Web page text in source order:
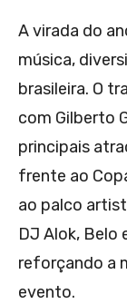
A virada do
música,
brasileira. O
com Gilberto
principais
frente ao
ao palco
DJ Alok, Belo
reforçando a
evento.